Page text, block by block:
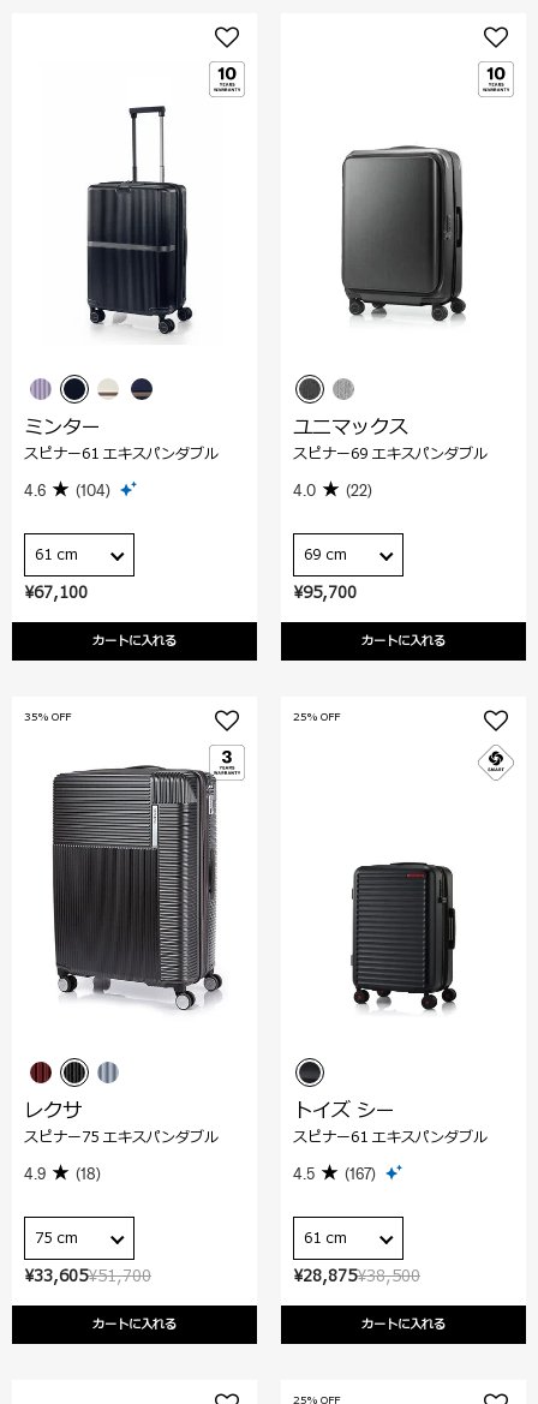
¥67,100
カートに入れる
ミンター
スピナー61 エキスパンダブル
4.6 (104)
61 cm
¥95,700
カートに入れる
ユニマックス
スピナー69 エキスパンダブル
4.0 (22)
69 cm
¥51,700
¥33,605
カートに入れる
35% OFF
レクサ
スピナー75 エキスパンダブル
4.9 (18)
75 cm
¥38,500
¥28,875
カートに入れる
25% OFF
トイズ シー
スピナー61 エキスパンダブル
4.5 (167)
61 cm
25% OFF